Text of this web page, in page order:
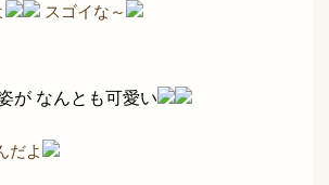
スゴイな～
が なんとも可愛い
だよ